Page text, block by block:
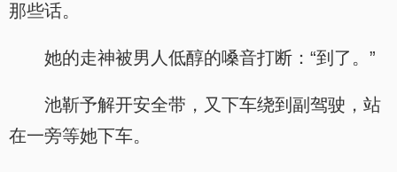
那些话。
她的走神被男人低醇的嗓音打断：“到了。”
池靳予解开安全带，又下车绕到副驾驶，站
在一旁等她下车。